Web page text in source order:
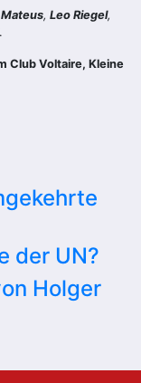
, Leo Riegel,
.
Club Voltaire, Kleine
der UN?
Holger